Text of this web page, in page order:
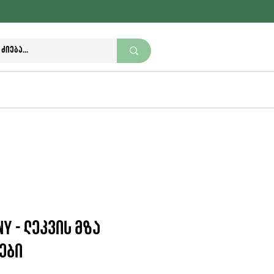
- ლეკვის მზა